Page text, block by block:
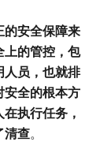
的安全保障来
上的管控，包
人员，也就排
安全的根本方
执行任务，
清查。